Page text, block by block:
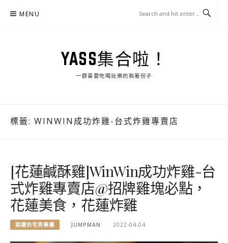
MENU
YASS集合啦！
一群喜愛吃喝玩樂的執著份子
標籤: WINWIN成功炸雞-台式炸雞專賣店
[花蓮鹹酥雞]WinWin成功炸雞-台
式炸雞專賣店@招牌雞塊必點，
花蓮美食，花蓮炸雞
跳躍的宅男專欄 JUMPMAN 2022-04-04